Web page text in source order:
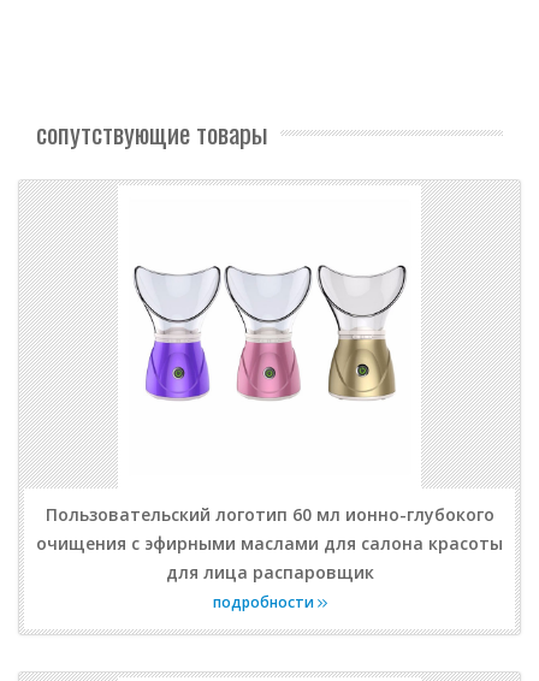
сопутствующие товары
Пользовательский логотип 60 мл ионно-глубокого
очищения с эфирными маслами для салона красоты
для лица распаровщик
подробности